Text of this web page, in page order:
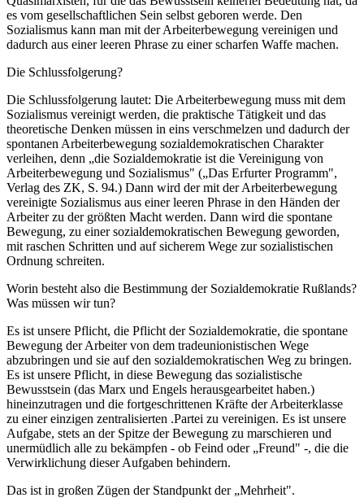
es vom gesellschaftlichen Sein selbst geboren werde. Den
Sozialismus kann man mit der Arbeiterbewegung vereinigen und
dadurch aus einer leeren Phrase zu einer scharfen Waffe machen.
Die Schlussfolgerung?
Die Schlussfolgerung lautet: Die Arbeiterbewegung muss mit dem
Sozialismus vereinigt werden, die praktische Tätigkeit und das
theoretische Denken müssen in eins verschmelzen und dadurch der
spontanen Arbeiterbewegung sozialdemokratischen Charakter
verleihen, denn „die Sozialdemokratie ist die Vereinigung von
Arbeiterbewegung und Sozialismus" („Das Erfurter Programm",
Verlag des ZK, S. 94.) Dann wird der mit der Arbeiterbewegung
vereinigte Sozialismus aus einer leeren Phrase in den Händen der
Arbeiter zu der größten Macht werden. Dann wird die spontane
Bewegung, zu einer sozialdemokratischen Bewegung geworden,
mit raschen Schritten und auf sicherem Wege zur sozialistischen
Ordnung schreiten.
Worin besteht also die Bestimmung der Sozialdemokratie Rußlands?
Was müssen wir tun?
Es ist unsere Pflicht, die Pflicht der Sozialdemokratie, die spontane
Bewegung der Arbeiter von dem tradeunionistischen Wege
abzubringen und sie auf den sozialdemokratischen Weg zu bringen.
Es ist unsere Pflicht, in diese Bewegung das sozialistische
Bewusstsein (das Marx und Engels herausgearbeitet haben.)
hineinzutragen und die fortgeschrittenen Kräfte der Arbeiterklasse
zu einer einzigen zentralisierten .Partei zu vereinigen. Es ist unsere
Aufgabe, stets an der Spitze der Bewegung zu marschieren und
unermüdlich alle zu bekämpfen - ob Feind oder „Freund" -, die die
Verwirklichung dieser Aufgaben behindern.
Das ist in großen Zügen der Standpunkt der „Mehrheit".